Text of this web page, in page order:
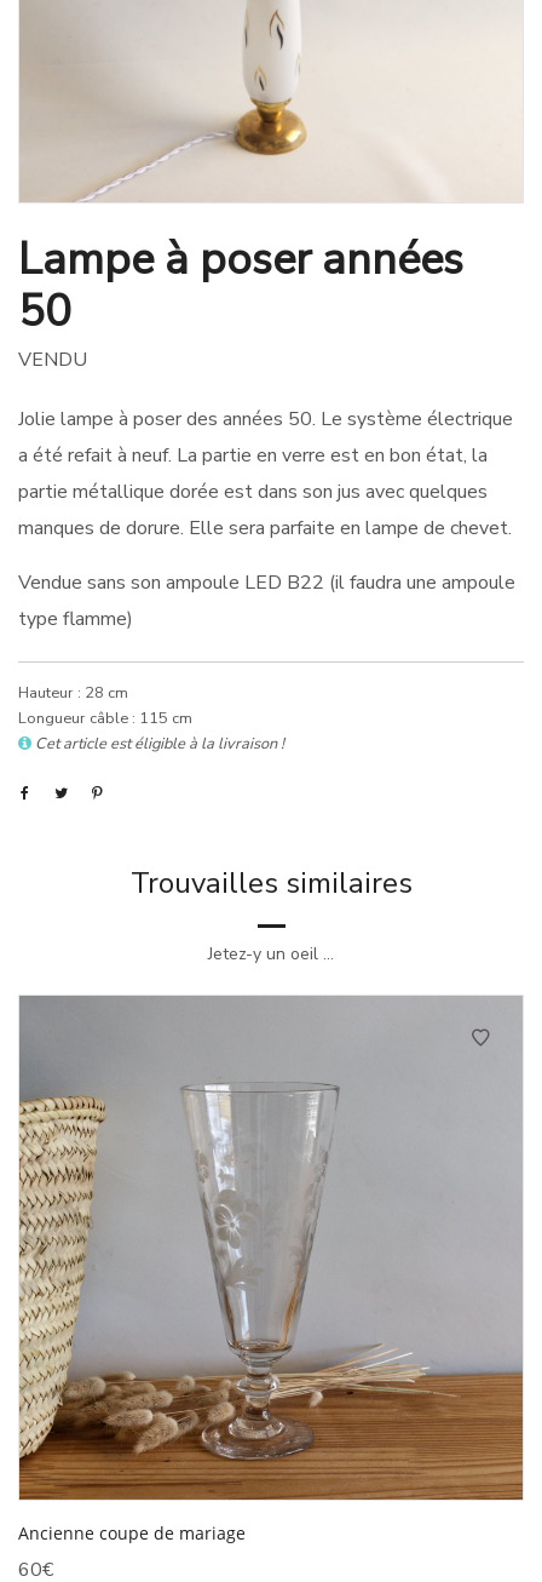
Lampe à poser années
50
VENDU
Jolie lampe à poser des années 50. Le système électrique
a été refait à neuf. La partie en verre est en bon état, la
partie métallique dorée est dans son jus avec quelques
manques de dorure. Elle sera parfaite en lampe de chevet.
Vendue sans son ampoule LED B22 (il faudra une ampoule
type flamme)
Hauteur : 28 cm
Longueur câble : 115 cm
Cet article est éligible à la livraison !
Trouvailles similaires
Jetez-y un oeil ...
Ancienne coupe de mariage
60€